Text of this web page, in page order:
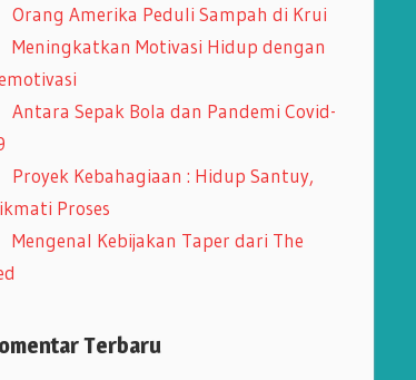
Orang Amerika Peduli Sampah di Krui
Meningkatkan Motivasi Hidup dengan
Antara Sepak Bola dan Pandemi Covid-
Proyek Kebahagiaan : Hidup Santuy,
Proses
Mengenal Kebijakan Taper dari The
Terbaru